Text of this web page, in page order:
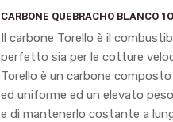
CARBONE QUEBRACHO BLANCO
Il carbone Torello è il
perfetto sia per le cotture
Torello è un carbone
ed uniforme ed un elevato
e di mantenerlo costante a